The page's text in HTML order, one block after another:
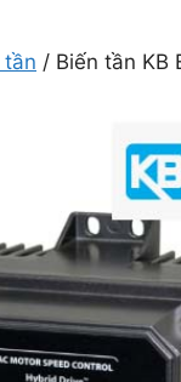
tần / Biến tần KB